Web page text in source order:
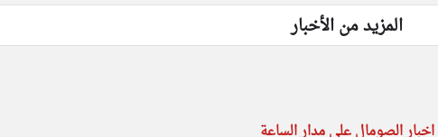
المزيد من الأخبار